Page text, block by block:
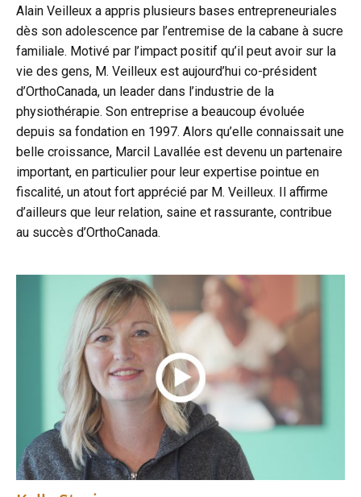
Alain Veilleux a appris plusieurs bases entrepreneuriales
dès son adolescence par l’entremise de la cabane à sucre
familiale. Motivé par l’impact positif qu’il peut avoir sur la
vie des gens, M. Veilleux est aujourd’hui co-président
d’OrthoCanada, un leader dans l’industrie de la
physiothérapie. Son entreprise a beaucoup évoluée
depuis sa fondation en 1997. Alors qu’elle connaissait une
belle croissance, Marcil Lavallée est devenu un partenaire
important, en particulier pour leur expertise pointue en
fiscalité, un atout fort apprécié par M. Veilleux. Il affirme
d’ailleurs que leur relation, saine et rassurante, contribue
au succès d’OrthoCanada.